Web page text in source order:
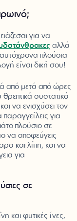
για να
αλλά
πλούσια
είναι δική σου!
από μετά από ώρες
συστατικά
να ενισχύσει τον
για
πλούσιο σε
να αποφεύγεις
και λίπη, και να
για
σε
και φυτικές ίνες,